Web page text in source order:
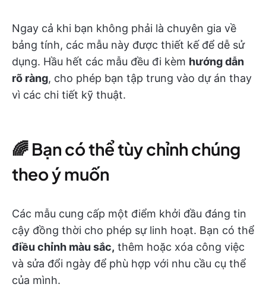
Ngay cả khi bạn không phải là chuyên gia về
bảng tính, các mẫu này được thiết kế để dễ sử
dụng. Hầu hết các mẫu đều đi kèm hướng dẫn
rõ ràng, cho phép bạn tập trung vào dự án thay
vì các chi tiết kỹ thuật.
🌈 Bạn có thể tùy chỉnh chúng
theo ý muốn
Các mẫu cung cấp một điểm khởi đầu đáng tin
cậy đồng thời cho phép sự linh hoạt. Bạn có thể
điều chỉnh màu sắc, thêm hoặc xóa công việc
và sửa đổi ngày để phù hợp với nhu cầu cụ thể
của mình.